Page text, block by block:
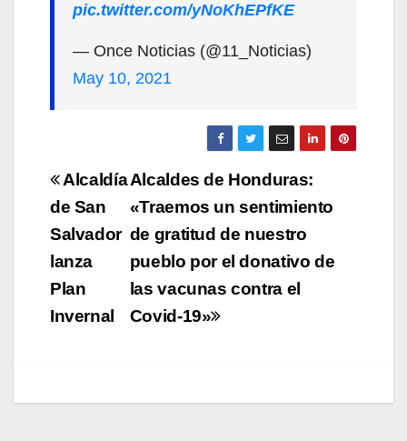
pic.twitter.com/yNoKhEPfKE
— Once Noticias (@11_Noticias)
May 10, 2021
Navegación
de
entradas
Alcaldes de Honduras:
«Traemos un sentimiento
de gratitud de nuestro
pueblo por el donativo de
las vacunas contra el
Covid-19»
Alcaldía
de San
Salvador
lanza
Plan
Invernal